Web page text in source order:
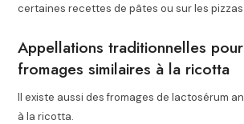
certaines recettes de pâtes ou sur les pizzas.
Appellations traditionnelles
fromages similaires à la ricotta
Il existe aussi des fromages de lactosérum
à la ricotta.